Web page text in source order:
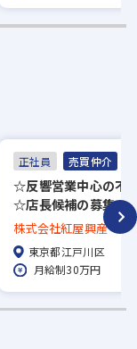
正社員 売買仲介
☆反響営業中心の不
☆店長候補の募集！
万円以上も目指せる
124日
株式会社紅屋興産
東京都江戸川区
月給制30万円